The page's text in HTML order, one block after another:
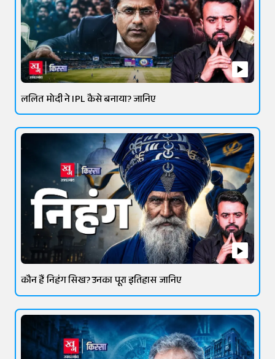
ललित मोदी ने IPL कैसे बनाया? जानिए
कौन हैं निहंग सिख? उनका पूरा इतिहास जानिए